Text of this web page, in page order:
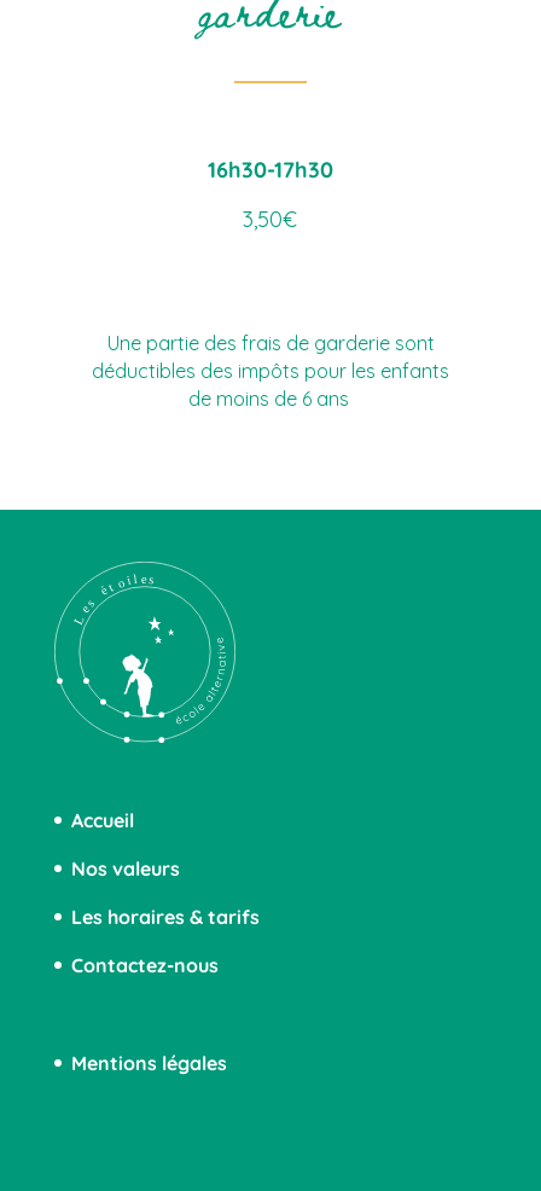
16h30-17h30
3,50€
Une partie des frais de garderie sont
déductibles des impôts pour les enfants
de moins de 6 ans
Accueil
Nos valeurs
Les horaires & tarifs
Contactez-nous
Mentions légales